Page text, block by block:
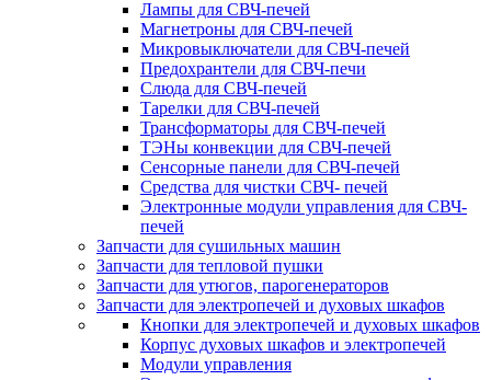
Лампы для СВЧ-печей
Магнетроны для СВЧ-печей
Микровыключатели для СВЧ-печей
Предохрантели для СВЧ-печи
Слюда для СВЧ-печей
Тарелки для СВЧ-печей
Трансформаторы для СВЧ-печей
ТЭНы конвекции для СВЧ-печей
Сенсорные панели для СВЧ-печей
Средства для чистки СВЧ- печей
Электронные модули управления для СВЧ-
печей
Запчасти для сушильных машин
Запчасти для тепловой пушки
Запчасти для утюгов, парогенераторов
Запчасти для электропечей и духовых шкафов
Кнопки для электропечей и духовых шкафов
Корпус духовых шкафов и электропечей
Модули управления